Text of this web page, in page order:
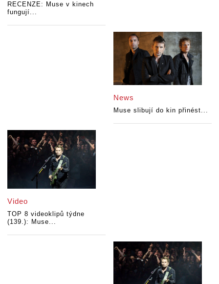
RECENZE: Muse v kinech
fungují...
News
Muse slibují do kin přinést...
Video
TOP 8 videoklipů týdne
(139.): Muse...